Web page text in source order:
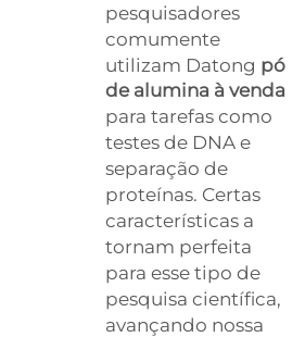
pesquisadores
comumente
utilizam Datong pó
de alumina à venda
para tarefas como
testes de DNA e
separação de
proteínas. Certas
características a
tornam perfeita
para esse tipo de
pesquisa científica,
avançando nossa